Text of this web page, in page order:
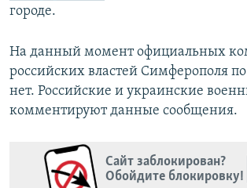
городе.
На данный момент официальных
российских властей Симферополя
нет. Российские и украинские
комментируют данные сообщения.
Сайт заблокирован?
Обойдите блокировку!